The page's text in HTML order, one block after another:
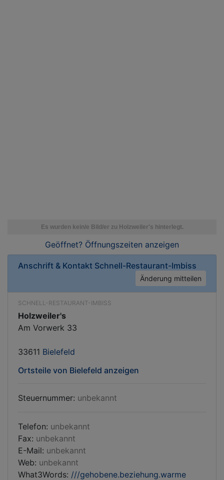
Geöffnet? Öffnungszeiten anzeigen
Anschrift & Kontakt Schnell-Restaurant-Imbiss
Änderung mitteilen
SCHNELL-RESTAURANT-IMBISS
Holzweiler's
Am Vorwerk 33
33611 Bielefeld
Ortsteile von Bielefeld anzeigen
Steuernummer: unbekannt
Telefon: unbekannt
Fax: unbekannt
E-Mail: unbekannt
Web: unbekannt
What3Words: ///gehobene.beziehung.warme